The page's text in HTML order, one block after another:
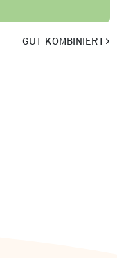
GUT KOMBINIERT